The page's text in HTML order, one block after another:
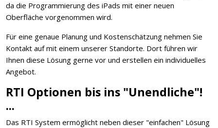
da die Programmierung des iPads mit einer neuen
Oberfläche vorgenommen wird.
Für eine genaue Planung und Kostenschätzung nehmen Sie
Kontakt auf mit einem unserer Standorte. Dort führen wir
Ihnen diese Lösung gerne vor und erstellen ein individuelles
Angebot.
RTI Optionen bis ins "Unendliche"!
...
Das RTI System ermöglicht neben dieser "einfachen" Lösung